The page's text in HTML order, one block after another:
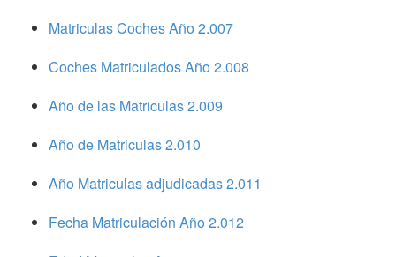
Matriculas Coches Año 2.007
Coches Matriculados Año 2.008
Año de las Matriculas 2.009
Año de Matriculas 2.010
Año Matriculas adjudicadas 2.011
Fecha Matriculación Año 2.012